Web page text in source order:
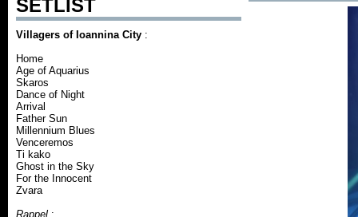
SETLIST
Villagers of Ioannina City :
Home
Age of Aquarius
Skaros
Dance of Night
Arrival
Father Sun
Millennium Blues
Venceremos
Ti kako
Ghost in the Sky
For the Innocent
Zvara
Rappel :